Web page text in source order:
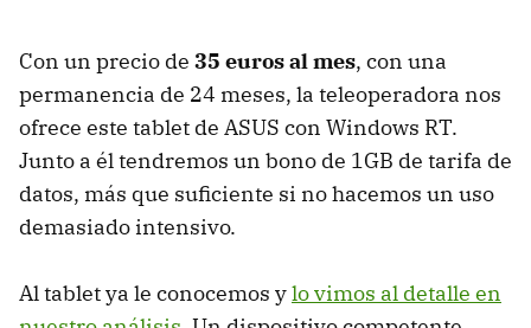
Con un precio de 35 euros al mes, con una
permanencia de 24 meses, la teleoperadora nos
ofrece este tablet de ASUS con Windows RT.
Junto a él tendremos un bono de 1GB de tarifa de
datos, más que suficiente si no hacemos un uso
demasiado intensivo.
Al tablet ya le conocemos ylo vimos al detalle en